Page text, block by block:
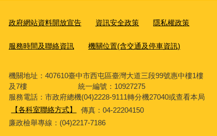
政府網站資料開放宣告 資訊安全政策 隱私權政策
服務時間及聯絡資訊 機關位置(含交通及停車資訊)
機關地址：407610臺中市西屯區臺灣大道三段99號惠中樓1樓
及7樓 統一編號：10927275
服務電話：市政府總機(04)2228-9111轉分機27040或查看本局
【各科室聯絡方式】
傳真：04-22204150
廉政檢舉專線：(04)2217-7186